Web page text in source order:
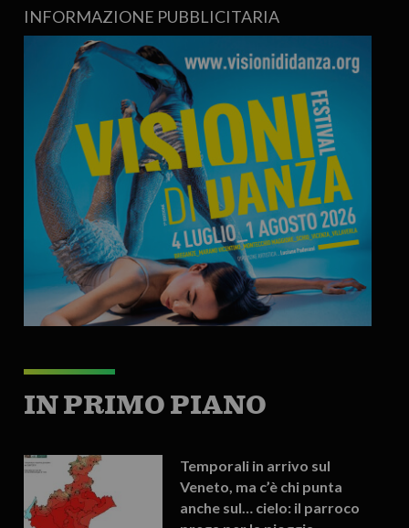
INFORMAZIONE PUBBLICITARIA
IN PRIMO PIANO
Temporali in arrivo sul
Veneto, ma c’è chi punta
anche sul… cielo: il parroco